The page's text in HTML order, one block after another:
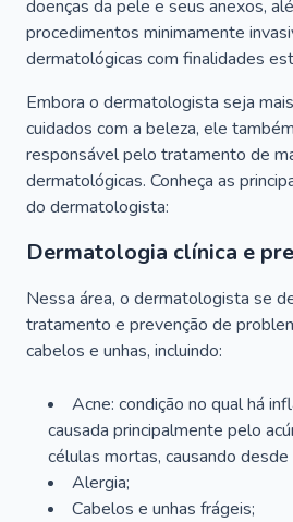
doenças da pele e seus anexos,
procedimentos minimamente
dermatológicas com finalidades
Embora o dermatologista seja
cuidados com a beleza, ele
responsável pelo tratamento de
dermatológicas. Conheça as
do dermatologista:
Dermatologia clínica e
Nessa área, o dermatologista se
tratamento e prevenção de
cabelos e unhas, incluindo:
Acne: condição no qual há
causada principalmente pelo
células mortas, causando
Alergia;
Cabelos e unhas frágeis;